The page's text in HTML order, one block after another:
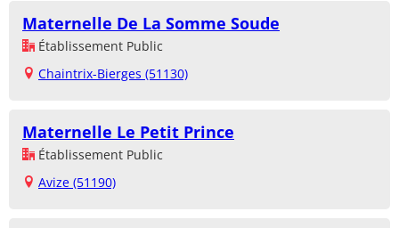
Maternelle De La Somme Soude
Établissement Public
Chaintrix-Bierges (51130)
Maternelle Le Petit Prince
Établissement Public
Avize (51190)